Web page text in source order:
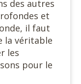
des autres
et
il faut
la véritable
les
pour le